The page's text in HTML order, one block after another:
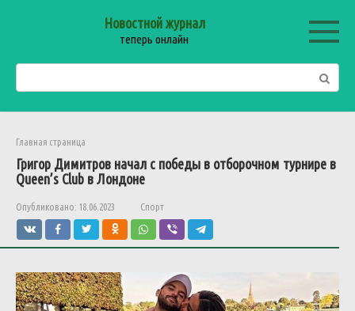
Новостной журнал
теперь онлайн
Главная страница
Григор Димитров начал с победы в отборочном турнире в
Queen’s Club в Лондоне
Опубликовано: 18.06.2023 Спорт